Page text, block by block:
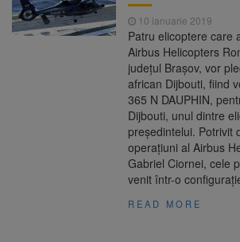
10 ianuarie 2019
Patru elicoptere care
Airbus Helicopters
județul Brașov, vor
african Dijbouti, fiind
365 N DAUPHIN,
Dijbouti, unul dintre
președintelui. Potrivit
operațiuni al Airbus
Gabriel Ciornei, cele
venit într-o
READ MORE